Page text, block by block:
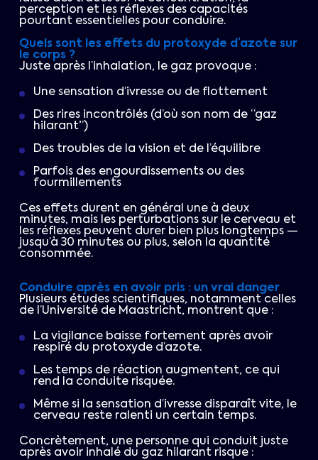
perception et les réflexes des capacités
pourtant essentielles pour conduire.
Quels sont les effets du protoxyde d’azote sur
le corps ?
Juste après l’inhalation, le gaz provoque :
Une sensation d’ivresse ou de flottement
Des rires incontrôlés (d’où son nom de “gaz
hilarant”)
Des troubles de la vision et de l’équilibre
Parfois des engourdissements ou des
fourmillements
Ces effets durent en général une à deux
minutes, mais les perturbations sur le cerveau et
les réflexes peuvent durer bien plus longtemps —
jusqu’à 30 minutes ou plus, selon la quantité
consommée.
Conduire après en avoir pris : un vrai danger
Plusieurs études scientifiques, notamment celles
de l’Université de Maastricht, montrent que :
La vigilance baisse fortement après avoir
respiré du protoxyde d’azote.
Les temps de réaction augmentent, ce qui
rend la conduite risquée.
Même si la sensation d’ivresse disparaît vite, le
cerveau reste ralenti un certain temps.
Concrètement, une personne qui conduit juste
après avoir inhalé du gaz hilarant risque :